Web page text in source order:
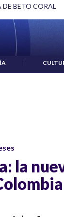
DE BETO CORAL
|
la